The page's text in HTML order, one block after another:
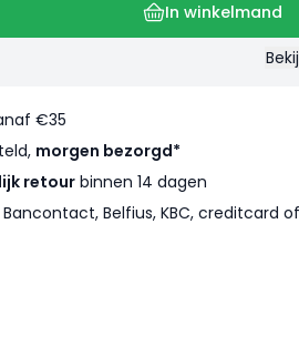
In winkelmand
€35
morgen bezorgd*
retour binnen 14 dagen
Belfius, KBC, creditcard